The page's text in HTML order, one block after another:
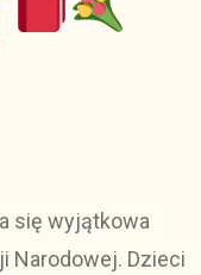
się wyjątkowa
Narodowej. Dzieci